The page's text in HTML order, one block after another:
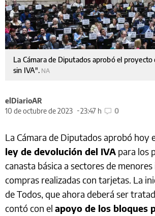
La Cámara de Diputados aprobó el
sin IVA". NA
elDiarioAR
10 de octubre de 2023
23:47 h 0
La Cámara de Diputados aprobó hoy
ley de devolución del IVA para los
canasta básica a sectores de
compras realizadas con tarjetas. La
de Todos, que ahora deberá ser
contó con el apoyo de los bloques